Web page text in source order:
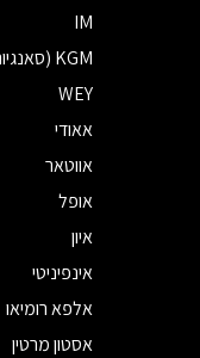
IM
KGM (סאנגיונג)
WEY
אאודי
אווטאר
אופל
איון
אינפיניטי
אלפא רומיאו
אסטון מרטין